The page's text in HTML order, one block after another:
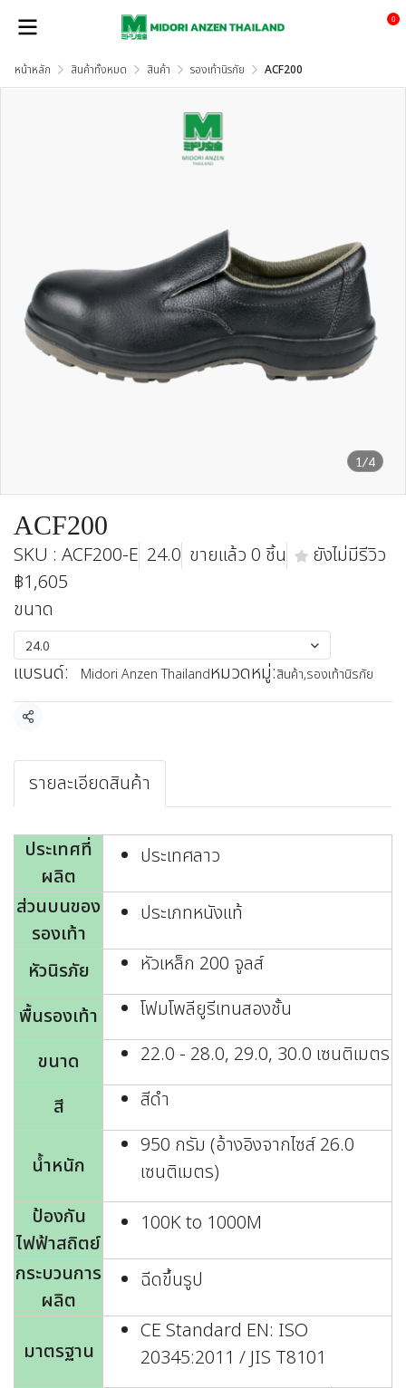
0
หน้าหลัก สินค้าทั้งหมด สินค้า รองเท้านิรภัย ACF200
1/4
ACF200
SKU : ACF200-E 24.0 ขายแล้ว 0 ชิ้น
ยังไม่มีรีวิว
฿1,605
ขนาด
24.0
แบรนด์: Midori Anzen Thailandหมวดหมู่:สินค้า,รองเท้านิรภัย
แชร์
รายละเอียดสินค้า
ประเทศที่
ผลิต
ประเทศลาว
ส่วนบนของ
รองเท้า
ประเภทหนังแท้
หัวนิรภัย
หัวเหล็ก 200 จูลส์
พื้นรองเท้า
โฟมโพลียูรีเทนสองชั้น
ขนาด
22.0 - 28.0, 29.0, 30.0 เซนติเมตร
สี
สีดำ
น้ำหนัก
950 กรัม (อ้างอิงจากไซส์ 26.0
เซนติเมตร)
ป้องกัน
ไฟฟ้าสถิตย์
100K to 1000M
กระบวนการ
ผลิต
ฉีดขึ้นรูป
มาตรฐาน
CE Standard EN: ISO
20345:2011 / JIS T8101